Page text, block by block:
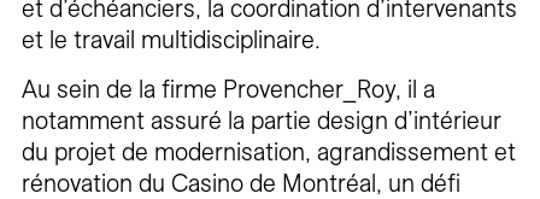
et d’échéanciers, la coordination d’intervenants
et le travail multidisciplinaire.
Au sein de la firme Provencher_Roy, il a
notamment assuré la partie design d’intérieur
du projet de modernisation, agrandissement et
rénovation du Casino de Montréal, un défi